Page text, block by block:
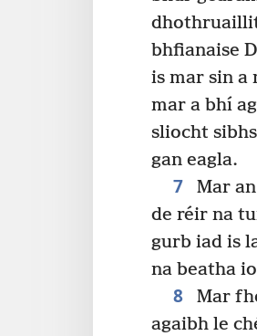
bhfianaise
is mar sin a
mar a bhí
sliocht
gan eagla.
7
Mar
de réir na
gurb iad is
na beatha
8
Mar
agaibh le